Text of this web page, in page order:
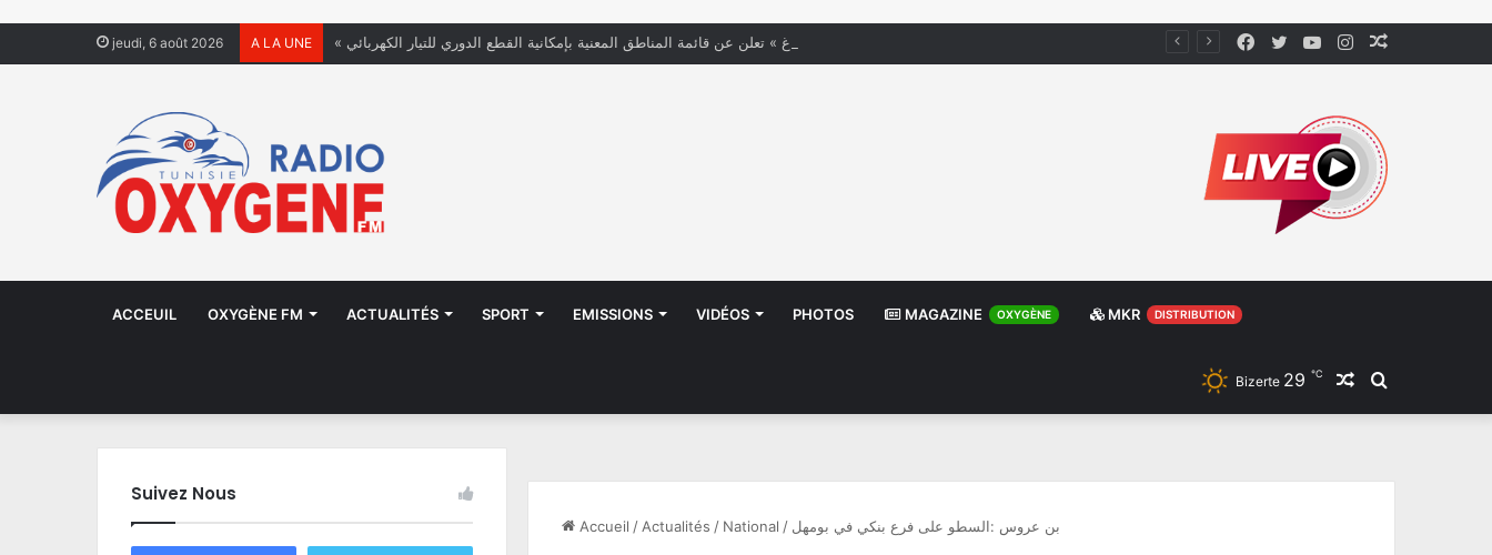
jeudi, 6 août 2026 A LA UNE « الستاغ » تعلن عن قائمة المناطق المعنية بإمكانية القطع الدوري للتيار الكهربائي Instagram
YouTube
Twitter
Facebook
ACCEUIL OXYGÈNE FM ACTUALITÉS SPORT EMISSIONS VIDÉOS PHOTOS MAGAZINE OXYGÈNE MKR DISTRIBUTION
Rechercher
Article
Bizerte 29 ℃
Accueil / Actualités / National / بن عروس :السطو على فرع بنكي في بومهل
Suivez Nous